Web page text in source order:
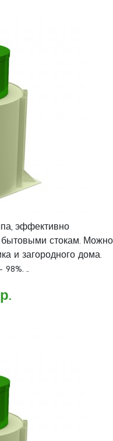
эффективно
бытовыми стокам. Можно
и загородного дома.
..